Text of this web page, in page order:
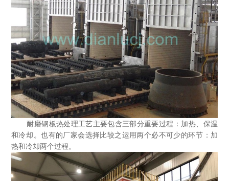
耐磨钢板热处理工艺主要包含三部分重要过程：加热、保温
和冷却。也有的厂家会选择比较之运用两个必不可少的环节：加
热和冷却两个过程。